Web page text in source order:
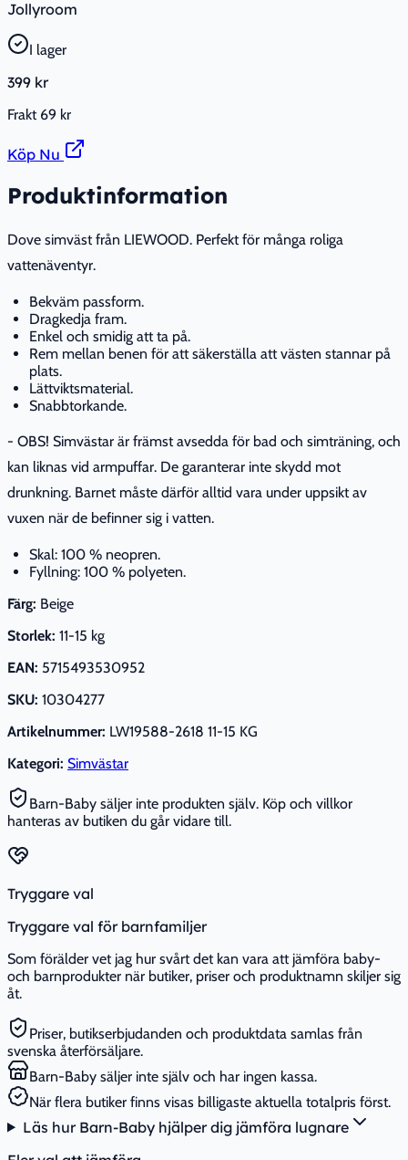
Jollyroom
I lager
399 kr
Frakt 69 kr
Köp Nu
Produktinformation
Dove simväst från LIEWOOD. Perfekt för många roliga
vattenäventyr.
Bekväm passform.
Dragkedja fram.
Enkel och smidig att ta på.
Rem mellan benen för att säkerställa att västen stannar på
plats.
Lättviktsmaterial.
Snabbtorkande.
- OBS! Simvästar är främst avsedda för bad och simträning, och
kan liknas vid armpuffar. De garanterar inte skydd mot
drunkning. Barnet måste därför alltid vara under uppsikt av
vuxen när de befinner sig i vatten.
Skal: 100 % neopren.
Fyllning: 100 % polyeten.
Färg: Beige
Storlek: 11-15 kg
EAN: 5715493530952
SKU: 10304277
Artikelnummer: LW19588-2618 11-15 KG
Kategori: Simvästar
Barn-Baby säljer inte produkten själv. Köp och villkor
hanteras av butiken du går vidare till.
Tryggare val
Tryggare val för barnfamiljer
Som förälder vet jag hur svårt det kan vara att jämföra baby-
och barnprodukter när butiker, priser och produktnamn skiljer sig
åt.
Priser, butikserbjudanden och produktdata samlas från
svenska återförsäljare.
Barn-Baby säljer inte själv och har ingen kassa.
När flera butiker finns visas billigaste aktuella totalpris först.
Läs hur Barn-Baby hjälper dig jämföra lugnare